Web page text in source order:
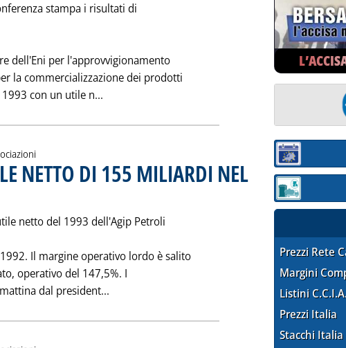
stampa i risultati di
dell'Eni per l'approvvigionamento
la commercializzazione dei prodotti
con un utile n... Leggi tutta la notizia: 'OTTIMIZZAZIONE DEI
NETTO DI 155 MILIARDI NEL
netto del 1993 dell'Agip Petroli
Il margine operativo lordo è salito
operativo del 147,5%. I
dal president... Leggi tutta la notizia: 'AGIP PETROLI: UTILE
Sezione:
Sezione:
Prezzi Rete
Margini
Listini
Prezzi Italia
Stacchi Italia